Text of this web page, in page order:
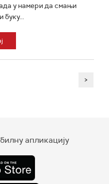
у намери да смањи
буку...
>
апликацију